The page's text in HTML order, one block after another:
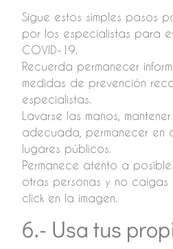
Sigue estos simples pasos
por los especialistas para
COVID-19.
Recuerda permanecer
medidas de prevención
especialistas.
Lavarse las manos,
adecuada, permanecer en
lugares públicos.
Permanece atento a
otras personas y no caigas
click en la imagen.
6.- Usa tus